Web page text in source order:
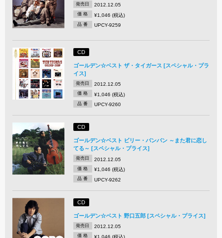
発売日 2012.12.05
価 格 ¥1,046 (税込)
品 番 UPCY-9259
CD
ゴールデン☆ベスト ザ・タイガース [スペシャル・プラ
イス]
発売日 2012.12.05
価 格 ¥1,046 (税込)
品 番 UPCY-9260
CD
ゴールデン☆ベスト ビリー・バンバン ～また君に恋し
てる～ [スペシャル・プライス]
発売日 2012.12.05
価 格 ¥1,046 (税込)
品 番 UPCY-9262
CD
ゴールデン☆ベスト 野口五郎 [スペシャル・プライス]
発売日 2012.12.05
価 格 ¥1,046 (税込)